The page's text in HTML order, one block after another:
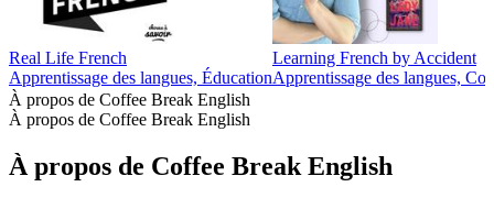
Real Life French
Apprentissage des langues, Éducation
Learning French by Accident
Apprentissage des langues,
À propos de Coffee Break English
À propos de Coffee Break English
À propos de Coffee Break English